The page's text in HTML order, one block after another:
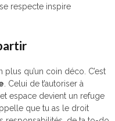
respecte inspire
qu’un coin déco. C’est
. Celui de t’autoriser à
espace devient un refuge
que tu as le droit